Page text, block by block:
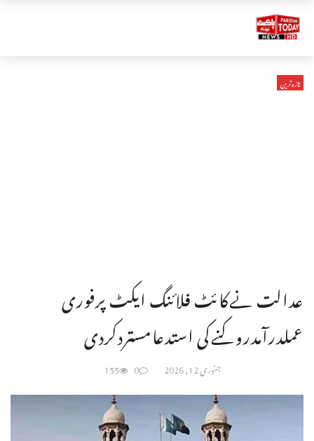
تازہ ترین
عدالت نےکائٹ فلائنگ ایکٹ پرفوری
عملدرآمدروکنےکی استدعامستردکردی
جنوری 12, 2026 0
155